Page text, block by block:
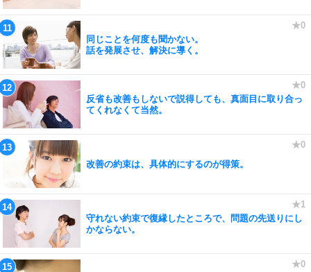
同じことを何度も聞かない。
話を発展させ、解決に導く。
反省も改善もしないで説得しても、真面目に取り合っ
てくれなくて当然。
改善の約束は、具体的にするのが得策。
守れない約束で復縁したところで、問題の先送りにし
かならない。